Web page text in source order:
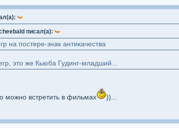
писал(а):
на постере-знак антикачества
это же Кьюба Гудинг-младший...
можно встретить в фильмах ))...